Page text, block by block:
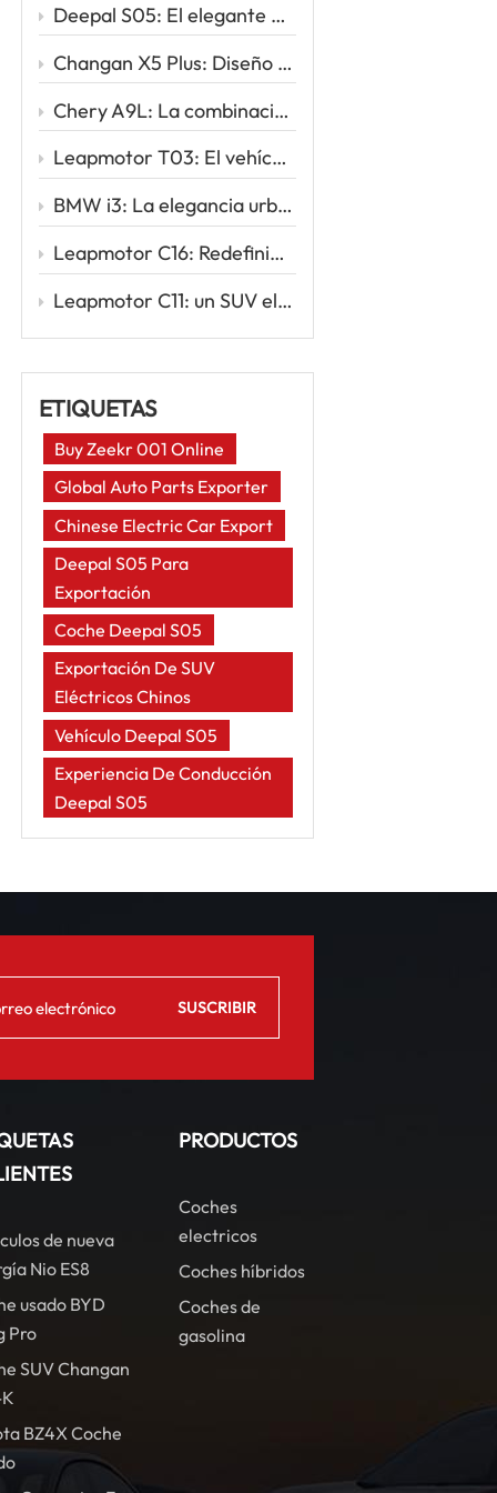
Deepal S05: El elegante SUV eléctrico que redefine la movilidad inteligente
Changan X5 Plus: Diseño deportivo, conducción potente, valor excepcional
Chery A9L: La combinación perfecta de sofisticación y rendimiento
Leapmotor T03: El vehículo eléctrico urbano inteligente para tu primer viaje eléctrico
BMW i3: La elegancia urbana se une a la innovación eléctrica
Leapmotor C16: Redefiniendo los viajes familiares con la potencia inteligente de los vehículos eléctricos
Leapmotor C11: un SUV eléctrico inteligente para la nueva era de la conducción
ETIQUETAS
Buy Zeekr 001 Online
Global Auto Parts Exporter
Chinese Electric Car Export
Deepal S05 Para
Exportación
Coche Deepal S05
Exportación De SUV
Eléctricos Chinos
Vehículo Deepal S05
Experiencia De Conducción
Deepal S05
de nueva
Nio ES8
usado BYD
Pro
SUV Changan
BZ4X Coche
PRODUCTOS
Coches
electricos
Coches híbridos
Coches de
gasolina